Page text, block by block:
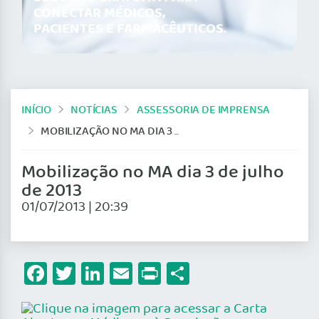
CONECTAR MÉDICOS,
PACIENTES E FARMACÊUTICOS.
INÍCIO NOTÍCIAS
ASSESSORIA DE IMPRENSA
MOBILIZAÇÃO NO MA DIA 3 DE JULHO DE 2013
Mobilização no MA dia 3 de julho
de 2013
01/07/2013 | 20:39
Facebook
Twitter
LinkedIn
Email
Print